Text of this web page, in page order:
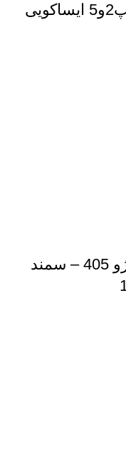
دسته موتور زیر باطری 206 تیپ2و5 ایساکویی
میل ماهک بلند کاسه نمد دار پژو 405 – سمند